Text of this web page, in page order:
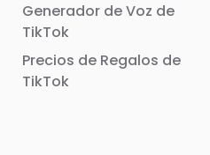
Generador de Voz de
TikTok
Precios de Regalos de
TikTok